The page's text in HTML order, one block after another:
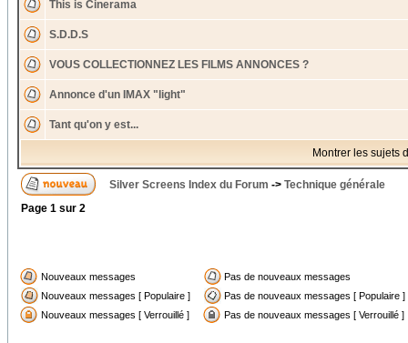
This is Cinerama
S.D.D.S
VOUS COLLECTIONNEZ LES FILMS ANNONCES ?
Annonce d'un IMAX "light"
Tant qu'on y est...
Montrer les sujets
Silver Screens Index du Forum -> Technique générale
Page 1 sur 2
Nouveaux messages
Pas de nouveaux messages
Nouveaux messages [ Populaire ]
Pas de nouveaux messages [ Populaire ]
Nouveaux messages [ Verrouillé ]
Pas de nouveaux messages [ Verrouillé ]